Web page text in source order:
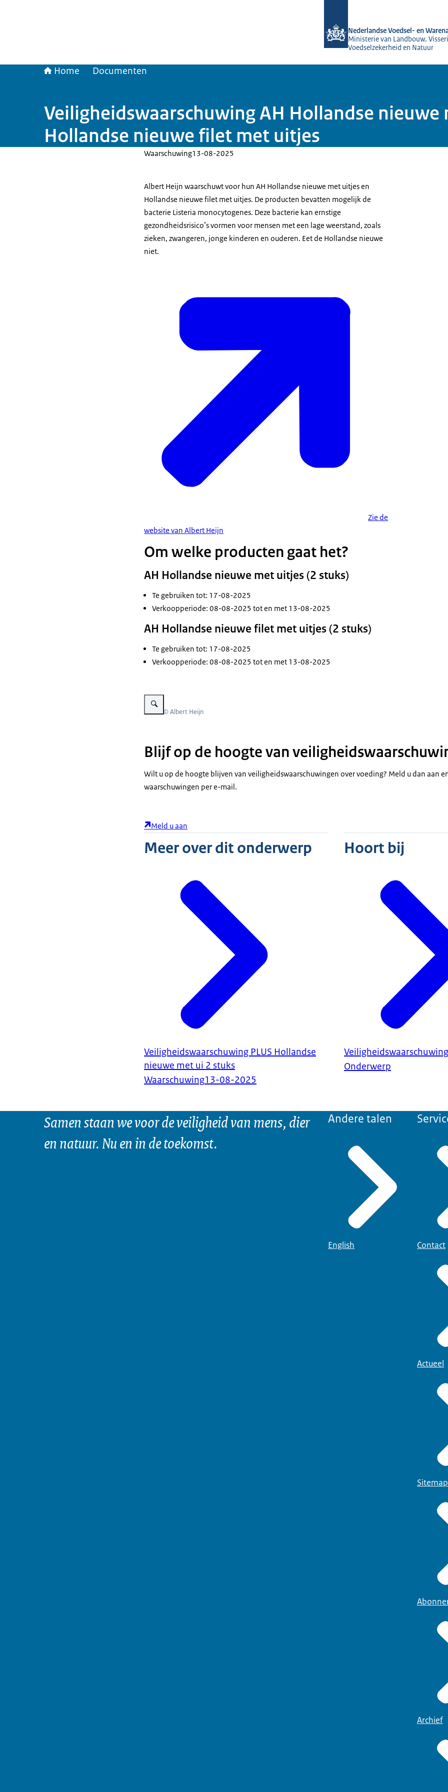
Nederlandse Voedsel- en
Ministerie van Landbouw,
Voedselzekerheid en Natuur
Home Documenten
Veiligheidswaarschuwing AH Hollandse nieuwe
Hollandse nieuwe filet met uitjes
Waarschuwing13-08-2025
Albert Heijn waarschuwt voor hun AH Hollandse nieuwe met uitjes en
Hollandse nieuwe filet met uitjes. De producten bevatten mogelijk de
bacterie Listeria monocytogenes. Deze bacterie kan ernstige
gezondheidsrisico’s vormen voor mensen met een lage weerstand, zoals
zieken, zwangeren, jonge kinderen en ouderen. Eet de Hollandse nieuwe
niet.
Zie de
website van Albert Heijn
Om welke producten gaat het?
AH Hollandse nieuwe met uitjes (2 stuks)
Te gebruiken tot: 17-08-2025
Verkoopperiode: 08-08-2025 tot en met 13-08-2025
AH Hollandse nieuwe filet met uitjes (2 stuks)
Te gebruiken tot: 17-08-2025
Verkoopperiode: 08-08-2025 tot en met 13-08-2025
Vergroot afbeelding AH Hollandse nieuwe met uitjes en Hollandse nieuwe filet met uitjes
Beeld: © Albert Heijn
Blijf op de hoogte van
Wilt u op de hoogte blijven van veiligheidswaarschuwingen over voeding? Meld u dan aan
waarschuwingen per e-mail.
Meld u aan
Meer over dit onderwerp
Veiligheidswaarschuwing PLUS Hollandse
nieuwe met ui 2 stuks
Waarschuwing13-08-2025
Hoort bij
Onderwerp
Samen staan we voor de veiligheid van mens, dier
en natuur. Nu en in de toekomst.
Andere talen
English Contact
Actueel
Sitemap
Archief